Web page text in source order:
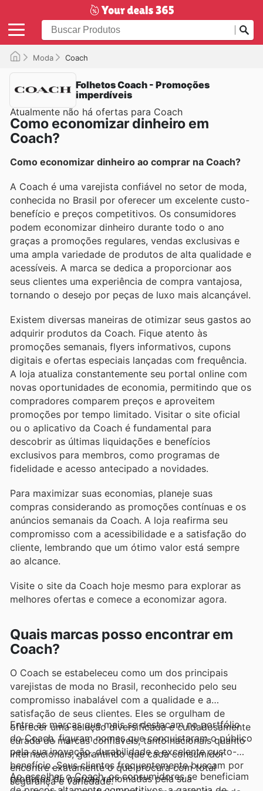
Moda Coach
Folhetos Coach - Promoções
imperdíveis
Atualmente não há ofertas para Coach
Como economizar dinheiro em
Coach?
Como economizar dinheiro ao comprar na Coach?
A Coach é uma varejista confiável no setor de moda,
conhecida no Brasil por oferecer um excelente custo-
benefício e preços competitivos. Os consumidores
podem economizar dinheiro durante todo o ano
graças a promoções regulares, vendas exclusivas e
uma ampla variedade de produtos de alta qualidade e
acessíveis. A marca se dedica a proporcionar aos
seus clientes uma experiência de compra vantajosa,
tornando o desejo por peças de luxo mais alcançável.
Existem diversas maneiras de otimizar seus gastos ao
adquirir produtos da Coach. Fique atento às
promoções semanais, flyers informativos, cupons
digitais e ofertas especiais lançadas com frequência.
A loja atualiza constantemente seu portal online com
novas oportunidades de economia, permitindo que os
compradores comparem preços e aproveitem
promoções por tempo limitado. Visitar o site oficial
ou o aplicativo da Coach é fundamental para
descobrir as últimas liquidações e benefícios
exclusivos para membros, como programas de
fidelidade e acesso antecipado a novidades.
Para maximizar suas economias, planeje suas
compras considerando as promoções contínuas e os
anúncios semanais da Coach. A loja reafirma seu
compromisso com a acessibilidade e a satisfação do
cliente, lembrando que um ótimo valor está sempre
ao alcance.
Visite o site da Coach hoje mesmo para explorar as
melhores ofertas e comece a economizar agora.
Quais marcas posso encontrar em
Coach?
O Coach se estabeleceu como um dos principais
varejistas de moda no Brasil, reconhecido pelo seu
compromisso inabalável com a qualidade e a
satisfação de seus clientes. Eles se orgulham de
oferecer uma seleção diversificada e cuidadosamente
curada de marcas confiáveis, tanto nacionais quanto
internacionais, garantindo que cada consumidor
encontre exatamente o que procura com total
segurança e variedade.
Entre as marcas que mais se destacam no portfólio
do Coach, figuram nomes que conquistaram o público
pela sua inovação, durabilidade e excelente custo-
benefício. Seus clientes frequentemente buscam por
produtos de marcas renomadas pela sua
Ao escolher o Coach, os consumidores se beneficiam